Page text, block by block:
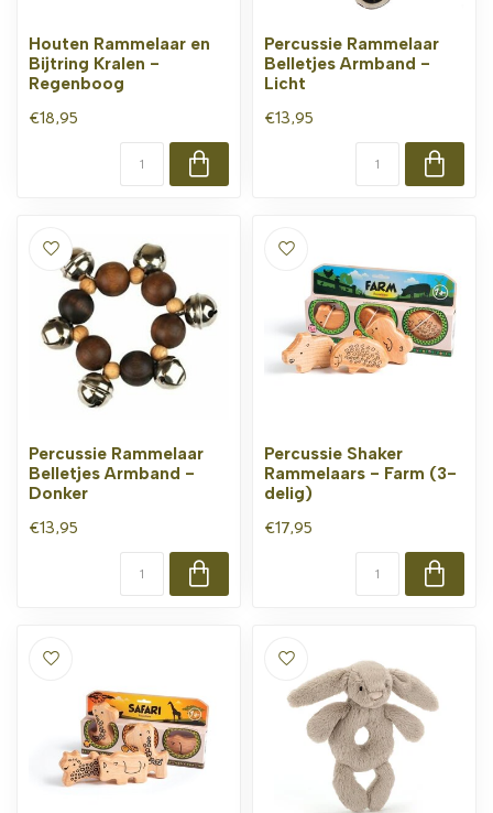
Houten Rammelaar en
Bijtring Kralen -
Regenboog
€18,95
Percussie Rammelaar
Belletjes Armband -
Licht
€13,95
Percussie Rammelaar
Belletjes Armband -
Donker
€13,95
Percussie Shaker
Rammelaars - Farm (3-
delig)
€17,95